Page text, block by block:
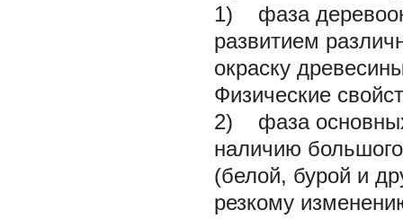
1)
фаза
развитием
окраску
Физические
2)
фаза
наличию
(белой, бурой и
резкому